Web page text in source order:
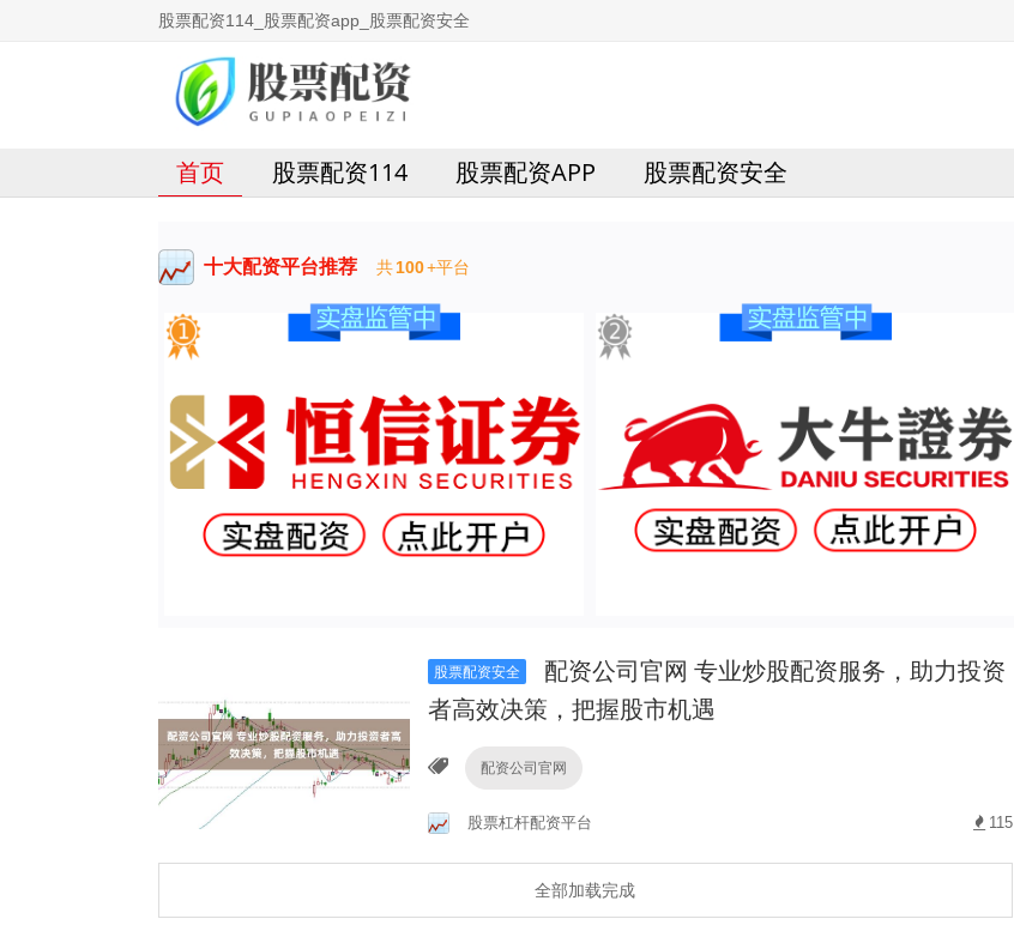
股票配资114_股票配资app_股票配资安全
首页 股票配资114 股票配资APP 股票配资安全
十大配资平台推荐 共100+平台
股票配资安全
配资公司官网 专业炒股配资服务，助力投资
者高效决策，把握股市机遇
配资公司官网
股票杠杆配资平台 115
全部加载完成